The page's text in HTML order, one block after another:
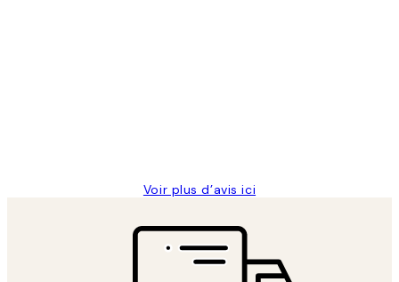
Voir plus d’avis ici